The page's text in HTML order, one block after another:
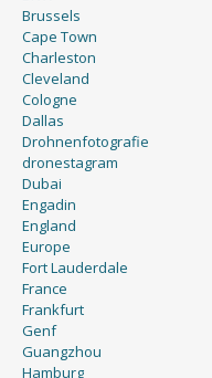
Cape Town
Charleston
Cleveland
Cologne
Dallas
Drohnenfotografie
dronestagram
Dubai
Engadin
England
Europe
Fort Lauderdale
France
Frankfurt
Genf
Guangzhou
Hamburg
Hongkong